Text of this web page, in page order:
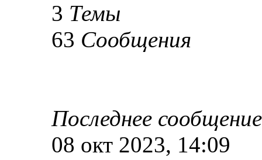
3 Темы
63 Сообщения
Последнее сообщение
08 окт 2023, 14:09